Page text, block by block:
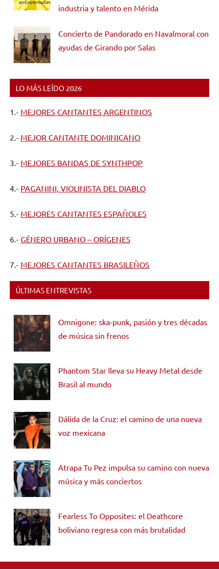
industria y talento en Mérida
Concierto de Pandorado en Navalmoral con
ayudas de Girando por Salas
LO MÁS LEÍDO 2026
1.- MEJORES CANTANTES ARGENTINOS
2.- MEJOR CANTANTE DOMINICANO
3.- MEJORES BANDAS DE SYNTHPOP
4.- PAGANINI, VIOLINISTA DEL DIABLO
5.- MEJORES CANTANTES ESPAÑOLES
6.- GÉNERO URBANO – ORÍGENES
7.- MEJORES CANTANTES BRASILEÑOS
ÚLTIMAS ENTREVISTAS
Omnigone: ska-punk, pasión y tres décadas
de música sin frenos
Phantom Star lleva su Heavy Metal desde
Brasil al mundo
Dálida de la Cruz: el camino de una nueva
voz mexicana
Atrapa Tu Pez impulsa su camino con nueva
música y más conciertos
Fearless To Opposites: el Deathcore
boliviano regresa con más brutalidad